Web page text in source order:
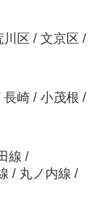
川区 / 文京区 /
長崎 / 小茂根 /
線 /
/ 丸ノ内線 /